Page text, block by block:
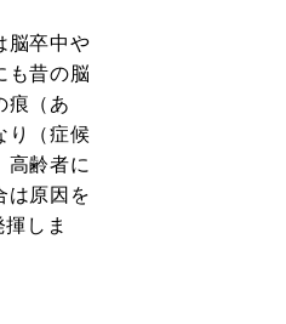
脳卒中や
も昔の脳
痕（あ
り（症候
高齢者に
は原因を
しま